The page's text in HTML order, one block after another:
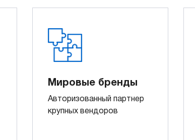
Мировые бренды
Авторизованный партнер
крупных вендоров